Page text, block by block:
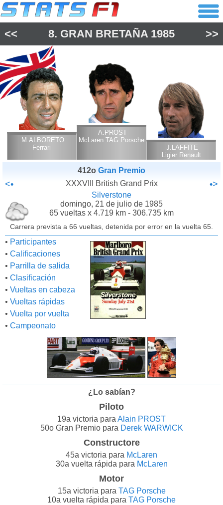
<< 8. GRAN BRETAÑA 1985 >>
M.ALBORETO
Ferrari
A.PROST
McLaren TAG Porsche
J.LAFFITE
Ligier Renault
412o Gran Premio
<• XXXVIII British Grand Prix •>
Silverstone
domingo, 21 de julio de 1985
65 vueltas x 4.719 km - 306.735 km
Carrera prevista a 66 vueltas, detenida por error en la vuelta 65.
• Participantes
• Calificaciones
• Parrilla de salida
• Clasificación
• Vueltas en cabeza
• Vueltas rápidas
• Vuelta por vuelta
• Campeonato
¿Lo sabían?
Piloto
19a victoria para Alain PROST
50o Gran Premio para Derek WARWICK
Constructore
45a victoria para McLaren
30a vuelta rápida para McLaren
Motor
15a victoria para TAG Porsche
10a vuelta rápida para TAG Porsche